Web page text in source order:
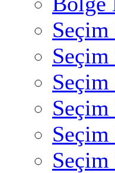
Seçim
Seçim
Seçim
Seçim